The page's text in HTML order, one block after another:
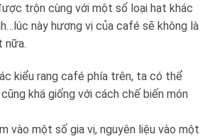
trộn cùng với một số loại hạt khác
này hương vị của café sẽ không là
nữa.
kiểu rang café phía trên, ta có thể
khá giống với cách chế biến món
vào một số gia vị, nguyên liệu vào một